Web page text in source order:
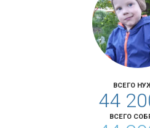
ВСЕГО
44
ВСЕГО